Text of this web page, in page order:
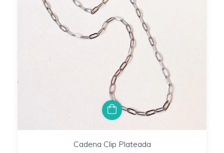
Cadena Clip Plateada